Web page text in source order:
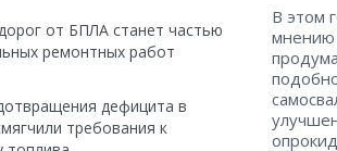
от БПЛА станет частью
ремонтных работ
дефицита в
требования к
В этом
мнению